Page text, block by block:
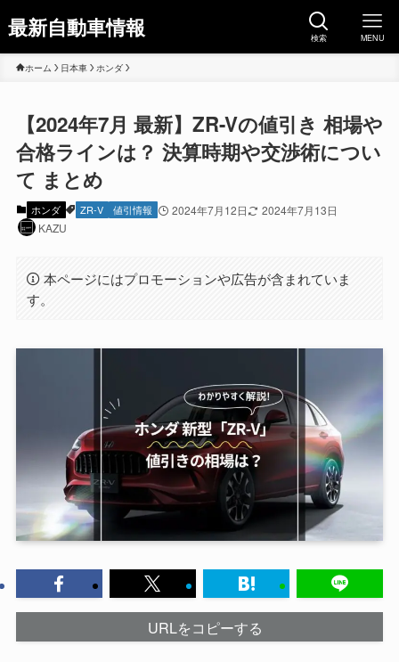
最新自動車情報 検索 MENU
ホーム 日本車 ホンダ
【2024年7月 最新】ZR-Vの値引き 相場や
合格ラインは？ 決算時期や交渉術につい
て まとめ
ホンダ ZR-V 値引情報 2024年7月12日
2024年7月13日
KAZU
本ページにはプロモーションや広告が含まれていま
す。
URLをコピーする